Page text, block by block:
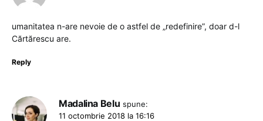
umanitatea n-are nevoie de o astfel de „redefinire”, doar d-l
Cărtărescu are.
Reply
Madalina Belu spune:
11 octombrie 2018 la 16:16